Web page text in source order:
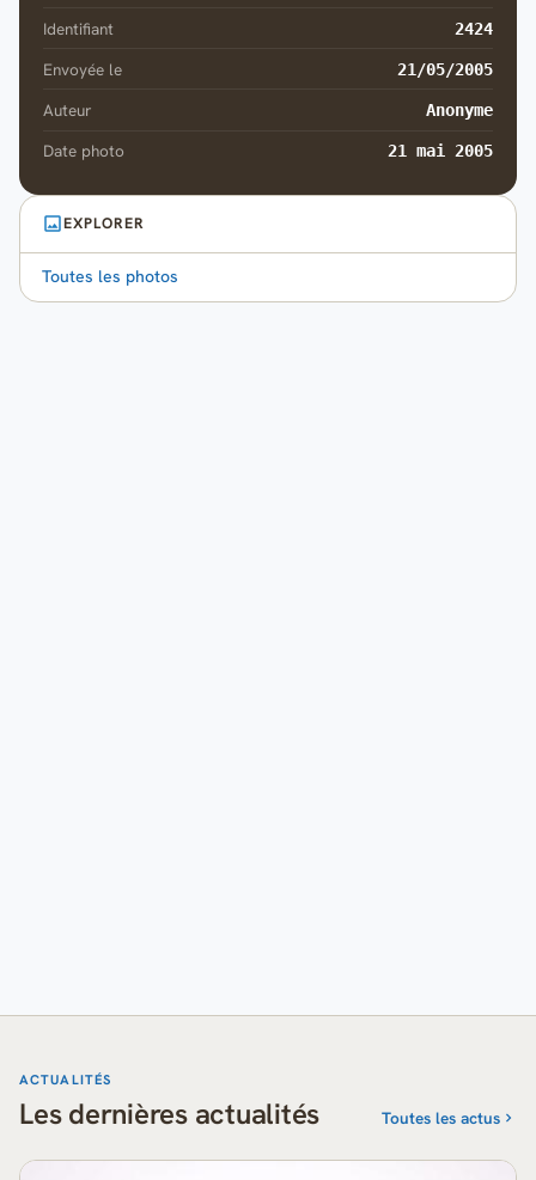
Identifiant 2424
Envoyée le 21/05/2005
Auteur Anonyme
Date photo 21 mai 2005
EXPLORER
Toutes les photos
ACTUALITÉS
Les dernières actualités Toutes les actus